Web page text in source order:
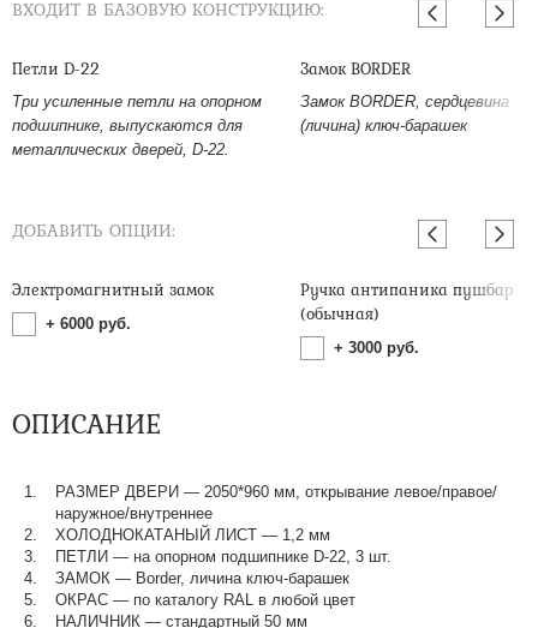
ВХОДИТ В БАЗОВУЮ КОНСТРУКЦИЮ:
Петли D-22
Три усиленные петли на опорном
подшипнике, выпускаются для
металлических дверей, D-22.
Замок BORDER
Замок BORDER, сердцевина
(личина) ключ-барашек
ДОБАВИТЬ ОПЦИИ:
Электромагнитный замок
+ 6000 руб.
Ручка антипаника пушбар
(обычная)
+ 3000 руб.
ОПИСАНИЕ
РАЗМЕР ДВЕРИ — 2050*960 мм, открывание левое/правое/
наружное/внутреннее
ХОЛОДНОКАТАНЫЙ ЛИСТ — 1,2 мм
ПЕТЛИ — на опорном подшипнике D-22, 3 шт.
ЗАМОК — Border, личина ключ-барашек
ОКРАС — по каталогу RAL в любой цвет​​​​​​​
НАЛИЧНИК — стандартный 50 мм